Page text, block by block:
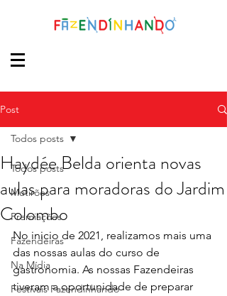
Post
Todos posts
Mutirões
Premiações
Fazendeiras
Na Mídia
Festivais Fazendinhando
Todos posts
Haydée Belda orienta novas
aulas para moradoras do Jardim
Colombo
No inicio de 2021, realizamos mais uma
das nossas aulas do curso de
gastronomia. As nossas Fazendeiras
tiveram a oportunidade de preparar